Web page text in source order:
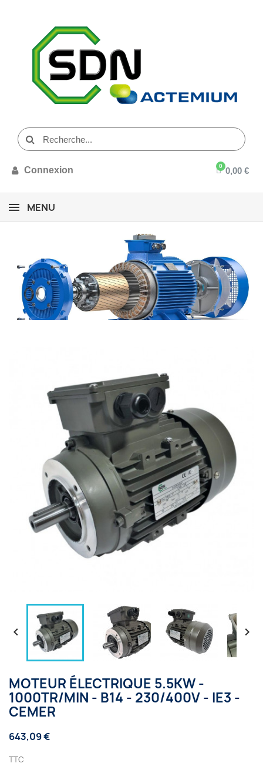
Connexion 0,00 €
MENU
 
MOTEUR ÉLECTRIQUE 5.5KW -
1000TR/MIN - B14 - 230/400V - IE3 -
CEMER
643,09 €
TTC